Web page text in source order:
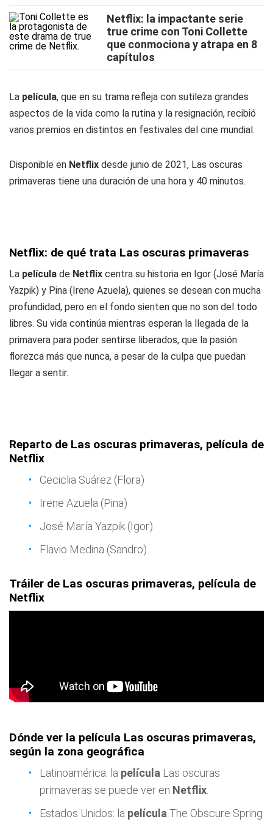
Netflix: la impactante serie
true crime con Toni Collette
que conmociona y atrapa en 8
capítulos
La película, que en su trama refleja con sutileza grandes
aspectos de la vida como la rutina y la resignación, recibió
varios premios en distintos en festivales del cine mundial.
Disponible en Netflix desde junio de 2021, Las oscuras
primaveras tiene una duración de una hora y 40 minutos.
Netflix: de qué trata Las oscuras primaveras
La película de Netflix centra su historia en Igor (José María
Yazpik) y Pina (Irene Azuela), quienes se desean con mucha
profundidad, pero en el fondo sienten que no son del todo
libres. Su vida continúa mientras esperan la llegada de la
primavera para poder sentirse liberados, que la pasión
florezca más que nunca, a pesar de la culpa que puedan
llegar a sentir.
Reparto de Las oscuras primaveras, película de
Netflix
Ceciclia Suárez (Flora)
Irene Azuela (Pina)
José María Yazpik (Igor)
Flavio Medina (Sandro)
Tráiler de Las oscuras primaveras, película de
Netflix
Dónde ver la película Las oscuras primaveras,
según la zona geográfica
Latinoamérica: la película Las oscuras
primaveras se puede ver en Netflix
Estados Unidos: la película The Obscure Spring